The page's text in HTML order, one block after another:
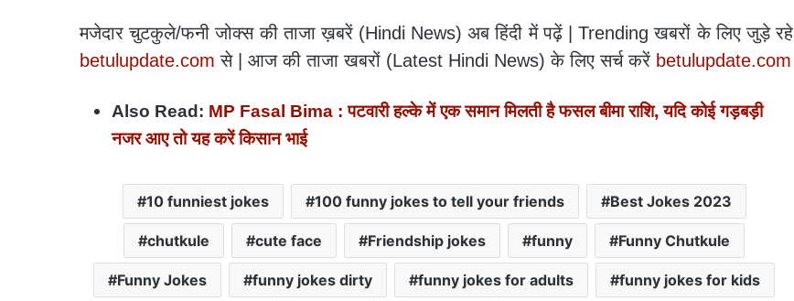
मजेदार चुटकुले/फनी जोक्‍स की ताजा ख़बरें (Hindi News) अब हिंदी में पढ़ें | Trending खबरों के लिए जुड़े रहे
betulupdate.com से | आज की ताजा खबरों (Latest Hindi News) के लिए सर्च करें betulupdate.com
Also Read: MP Fasal Bima : पटवारी हल्के में एक समान मिलती है फसल बीमा राशि, यदि कोई गड़बड़ी
नजर आए तो यह करें किसान भाई
10 funniest jokes 100 funny jokes to tell your friends Best Jokes 2023
chutkule cute face Friendship jokes funny Funny Chutkule
Funny Jokes funny jokes dirty funny jokes for adults funny jokes for kids